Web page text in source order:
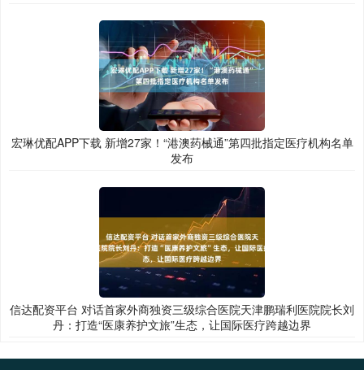
宏琳优配APP下载 新增27家！“港澳药械通”第四批指定医疗机构名单
发布
信达配资平台 对话首家外商独资三级综合医院天津鹏瑞利医院院长刘
丹：打造“医康养护文旅”生态，让国际医疗跨越边界